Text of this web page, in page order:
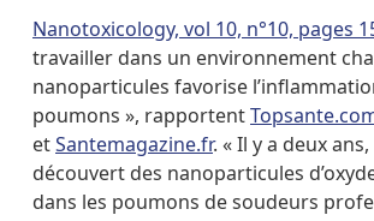
Nanotoxicology, vol 10, n°10, pages
travailler dans un environnement
nanoparticules favorise
poumons », rapportent
etSantemagazine.fr. « Il y a deux
découvert des nanoparticules
dans les poumons de soudeurs